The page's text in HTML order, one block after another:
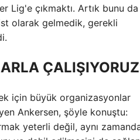
Lig'e çıkmaktı. Artık bunu da
olarak gelmedik, gerekli
için büyük organizasyonlar
Ankersen, şöyle konuştu:
yeterli değil, aynı